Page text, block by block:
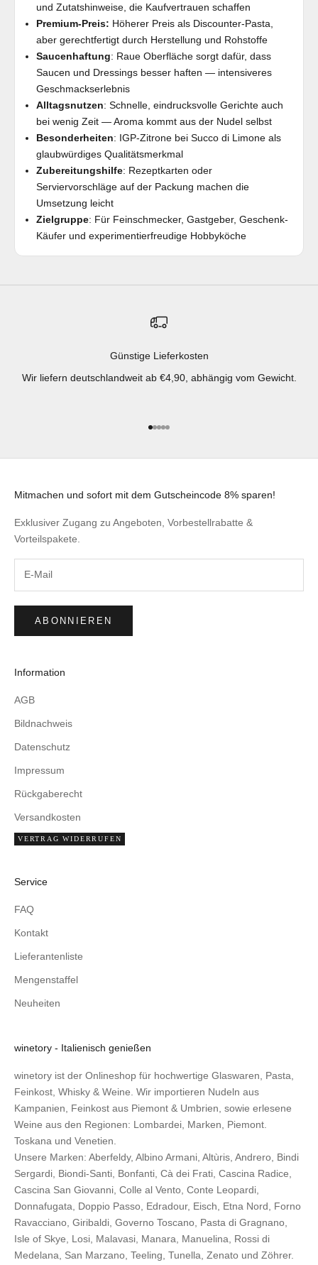
und Zutatshinweise, die Kaufvertrauen schaffen
Premium-Preis: Höherer Preis als Discounter-Pasta,
aber gerechtfertigt durch Herstellung und Rohstoffe
Saucenhaftung: Raue Oberfläche sorgt dafür, dass
Saucen und Dressings besser haften — intensiveres
Geschmackserlebnis
Alltagsnutzen: Schnelle, eindrucksvolle Gerichte auch
bei wenig Zeit — Aroma kommt aus der Nudel selbst
Besonderheiten: IGP-Zitrone bei Succo di Limone als
glaubwürdiges Qualitätsmerkmal
Zubereitungshilfe: Rezeptkarten oder
Serviervorschläge auf der Packung machen die
Umsetzung leicht
Zielgruppe: Für Feinschmecker, Gastgeber, Geschenk-
Käufer und experimentierfreudige Hobbyköche
Günstige Lieferkosten
Wir liefern deutschlandweit ab €4,90, abhängig vom Gewicht.
Gehe zu Element 1
Gehe zu Element 2
Gehe zu Element 3
Gehe zu Element 4
Gehe zu Element 5
Mitmachen und sofort mit dem Gutscheincode 8% sparen!
Exklusiver Zugang zu Angeboten, Vorbestellrabatte &
Vorteilspakete.
ABONNIEREN
Information
AGB
Bildnachweis
Datenschutz
Impressum
Rückgaberecht
Versandkosten
VERTRAG WIDERRUFEN
Service
FAQ
Kontakt
Lieferantenliste
Mengenstaffel
Neuheiten
winetory - Italienisch genießen
winetory ist der Onlineshop für hochwertige Glaswaren, Pasta,
Feinkost, Whisky & Weine. Wir importieren Nudeln aus
Kampanien, Feinkost aus Piemont & Umbrien, sowie erlesene
Weine aus den Regionen: Lombardei, Marken, Piemont.
Toskana und Venetien.
Unsere Marken: Aberfeldy, Albino Armani, Altùris, Andrero, Bindi
Sergardi, Biondi-Santi, Bonfanti, Cà dei Frati, Cascina Radice,
Cascina San Giovanni, Colle al Vento, Conte Leopardi,
Donnafugata, Doppio Passo, Edradour, Eisch, Etna Nord, Forno
Ravacciano, Giribaldi, Governo Toscano, Pasta di Gragnano,
Isle of Skye, Losi, Malavasi, Manara, Manuelina, Rossi di
Medelana, San Marzano, Teeling, Tunella, Zenato und Zöhrer.